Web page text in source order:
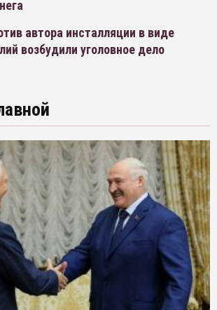
автора инсталляции в виде
возбудили уголовное дело